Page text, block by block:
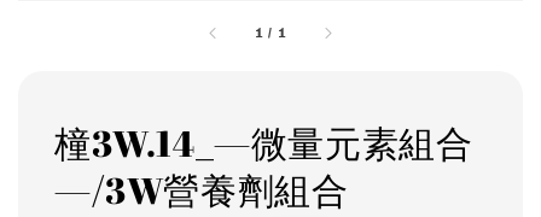
1 / 1
橦3W.14_—微量元素組合
—/3W營養劑組合